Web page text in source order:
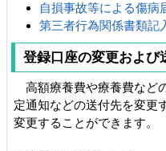
自損事故等による傷病
第三者行為関係書類記
登録口座の変更および
高額療養費や療養費など
定通知などの送付先を変更
変更することができます。